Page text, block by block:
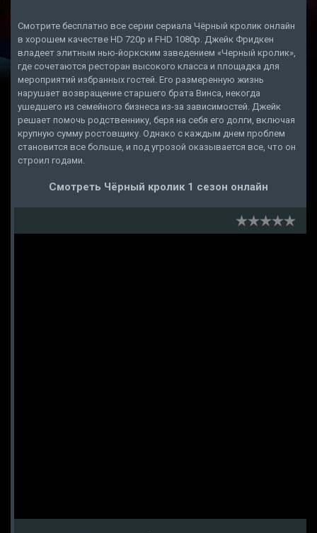
Смотрите бесплатно все серии сериала Чёрный кролик онлайн
в хорошем качестве HD 720p и FHD 1080p. Джейк Фридкен
владеет элитным нью-йоркским заведением «Черный кролик»,
где сочетаются ресторан высокого класса и площадка для
мероприятий избранных гостей. Его размеренную жизнь
нарушает возвращение старшего брата Винса, некогда
ушедшего из семейного бизнеса из-за зависимостей. Джейк
решает помочь родственнику, беря на себя его долги, включая
крупную сумму ростовщику. Однако с каждым днем проблем
становится все больше, и под угрозой оказывается все, что он
строил годами.
Смотреть Чёрный кролик 1 сезон онлайн